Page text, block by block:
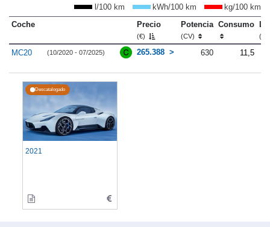
l/100 km kWh/100 km
kg/100 km
Coche
Precio
(€)
Potencia
(CV)
Consumo
MC20 (10/2020 - 07/2025) 265.388 630 11,5
Descatalogado
2021